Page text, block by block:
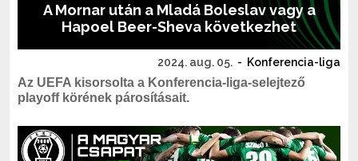
A Mornar után a Mladá Boleslav vagy a
Hapoel Beer-Sheva következhet
2024. aug. 05. - Konferencia-liga
Az UEFA kisorsolta a Konferencia-liga-selejtező
playoff körének párosításait.